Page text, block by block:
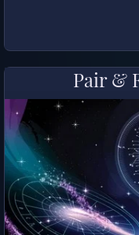
Pair &